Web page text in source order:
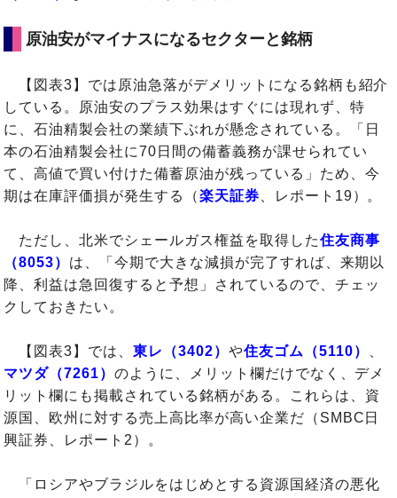
原油安がマイナスになるセクターと銘柄
【図表3】では原油急落がデメリットになる銘柄も紹介
している。原油安のプラス効果はすぐには現れず、特
に、石油精製会社の業績下ぶれが懸念されている。「日
本の石油精製会社に70日間の備蓄義務が課せられてい
て、高値で買い付けた備蓄原油が残っている」ため、今
期は在庫評価損が発生する（楽天証券 、レポート19）。
ただし、北米でシェールガス権益を取得した住友商事
（8053） は、「今期で大きな減損が完了すれば、来期以
降、利益は急回復すると予想」されているので、チェッ
クしておきたい。
【図表3】では、東レ（3402） や住友ゴム（5110）
マツダ（7261）のように、メリット欄だけでなく、デメ
リット欄にも掲載されている銘柄がある。これらは、資
源国、欧州に対する売上高比率が高い企業だ（SMBC日
興証券、レポート2）。
「ロシアやブラジルをはじめとする資源国経済の悪化